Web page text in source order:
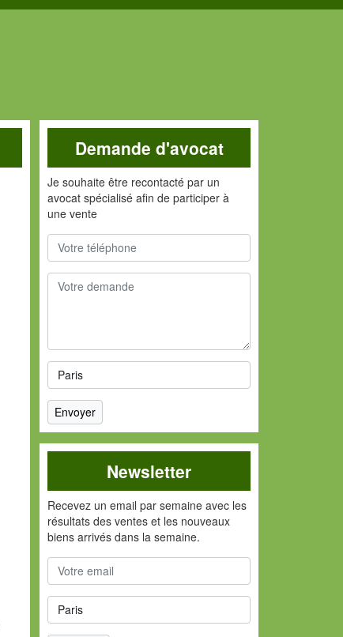
Demande d'avocat
Je souhaite être recontacté par un
avocat spécialisé afin de participer à
une vente
Newsletter
Recevez un email par semaine avec les
résultats des ventes et les nouveaux
biens arrivés dans la semaine.